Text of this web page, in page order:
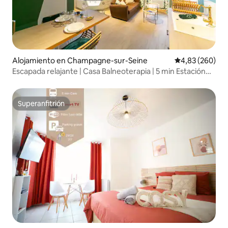
Alojamiento en Champagne-sur-Seine Calificación
4,83 (260)
Escapada relajante | Casa Balneoterapia | 5 min Estación
Superanfitrión
Superanfitrión